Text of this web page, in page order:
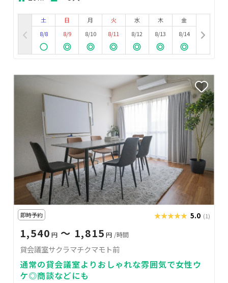
土
8/8
日
8/9
月
8/10
火
8/11
水
8/12
木
8/13
金
8/14
即時予約 ★★★★★
★★★★★ 5.0 (1)
1,540 円 〜 1,815 円 /時間
貸会議室サクラマチクマモト前
通常の貸会議室よりおしゃれな雰囲気で女性ウ
ケ◎商談などにも